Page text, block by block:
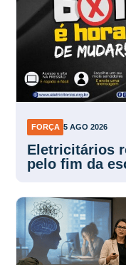
Eletricitários
pelo fim da